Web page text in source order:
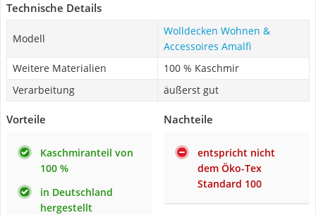
Technische Details
Modell
Wolldecken Wohnen &
Accessoires Amalfi
Weitere Materialien
100 % Kaschmir
Verarbeitung
äußerst gut
Vorteile
Kaschmiranteil von
100 %
in Deutschland
hergestellt
Nachteile
entspricht nicht
dem Öko-Tex
Standard 100